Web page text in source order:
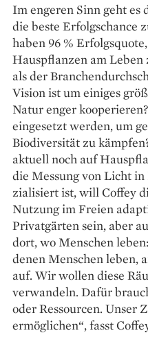
Im engeren Sinn geht
die beste Erfolgschance
haben 96 %
Hauspflanzen am Leben
als der
Vision ist um einiges
Natur enger
eingesetzt werden, um
Biodiversität zu
aktuell noch auf
die Messung von Licht
zialisiert ist, will Coffey
Nutzung im Freien
Privatgärten sein, aber
dort, wo Menschen
denen Menschen leben,
auf. Wir wollen diese
verwandeln. Dafür
oder Ressourcen. Unser
ermöglichen“, fasst